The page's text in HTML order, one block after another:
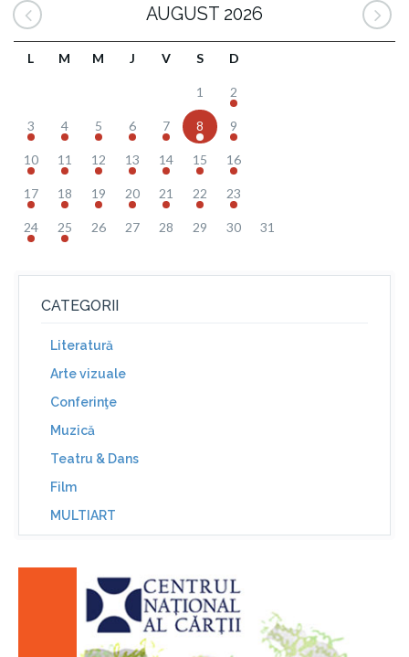
AUGUST 2026
L M M J V S D
1 2
3 4 5 6 7 8 9
10 11 12 13 14 15 16
17 18 19 20 21 22 23
24 25 26 27 28 29 30 31
CATEGORII
Literatură
Arte vizuale
Conferinţe
Muzică
Teatru & Dans
Film
MULTIART